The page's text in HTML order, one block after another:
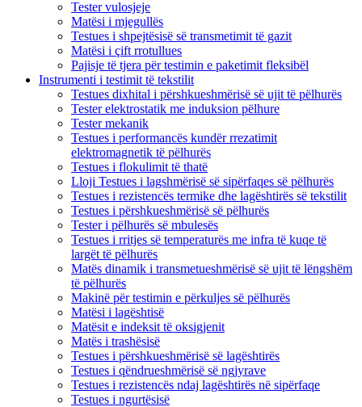
Tester vulosjeje
Matësi i mjegullës
Testues i shpejtësisë së transmetimit të gazit
Matësi i çift rrotullues
Pajisje të tjera për testimin e paketimit fleksibël
Instrumenti i testimit të tekstilit
Testues dixhital i përshkueshmërisë së ujit të pëlhurës
Tester elektrostatik me induksion pëlhure
Tester mekanik
Testues i performancës kundër rrezatimit
elektromagnetik të pëlhurës
Testues i flokulimit të thatë
Lloji Testues i lagshmërisë së sipërfaqes së pëlhurës
Testues i rezistencës termike dhe lagështirës së tekstilit
Testues i përshkueshmërisë së pëlhurës
Tester i pëlhurës së mbulesës
Testues i rritjes së temperaturës me infra të kuqe të
largët të pëlhurës
Matës dinamik i transmetueshmërisë së ujit të lëngshëm
të pëlhurës
Makinë për testimin e përkuljes së pëlhurës
Matësi i lagështisë
Matësit e indeksit të oksigjenit
Matës i trashësisë
Testues i përshkueshmërisë së lagështirës
Testues i qëndrueshmërisë së ngjyrave
Testues i rezistencës ndaj lagështirës në sipërfaqe
Testues i ngurtësisë